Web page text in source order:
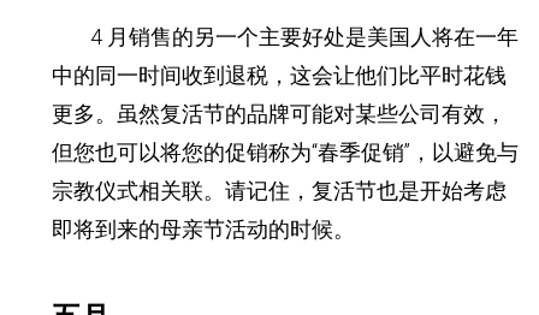
4 月销售的另一个主要好处是美国人将在一年
中的同一时间收到退税，这会让他们比平时花钱
更多。 虽然复活节的品牌可能对某些公司有效，
但您也可以将您的促销称为“春季促销”，以避免与
宗教仪式相关联。 请记住，复活节也是开始考虑
即将到来的母亲节活动的时候。